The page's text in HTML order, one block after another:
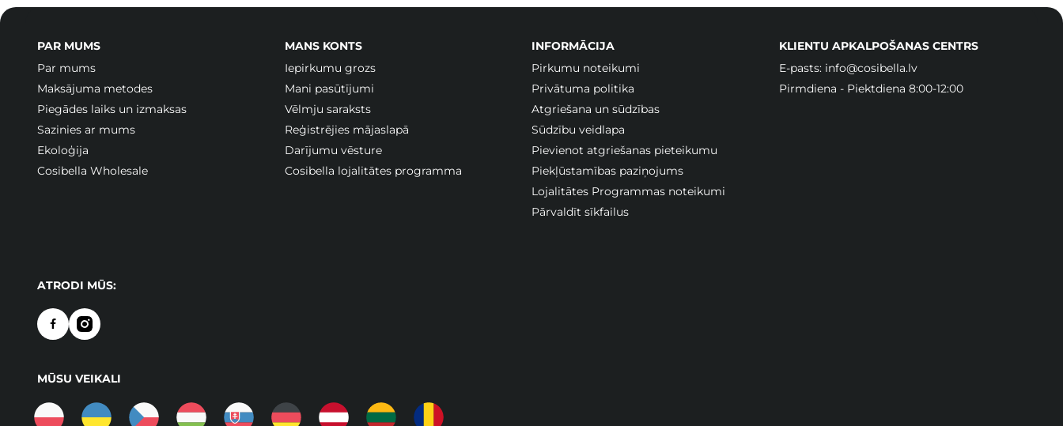
PAR MUMS
Par mums
Maksājuma metodes
Piegādes laiks un izmaksas
Sazinies ar mums
Ekoloģija
Cosibella Wholesale
MANS KONTS
Iepirkumu grozs
Mani pasūtījumi
Vēlmju saraksts
Reģistrējies mājaslapā
Darījumu vēsture
Cosibella lojalitātes programma
INFORMĀCIJA
Pirkumu noteikumi
Privātuma politika
Atgriešana un sūdzības
Sūdzību veidlapa
Pievienot atgriešanas pieteikumu
Piekļūstamības paziņojums
Lojalitātes Programmas noteikumi
Pārvaldīt sīkfailus
KLIENTU APKALPOŠANAS CENTRS
E-pasts: info@cosibella.lv
Pirmdiena - Piektdiena 8:00-12:00
ATRODI MŪS:
MŪSU VEIKALI